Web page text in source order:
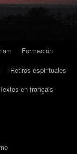
Formación
Retiros espirituales
en français